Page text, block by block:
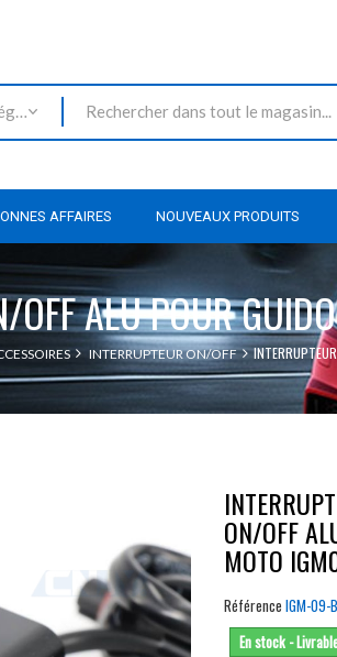
Toutes les catégories
AFFAIRES NOUVEAUX PRODUITS
OFF ALU POUR
INTERRUPTEUR ON/OFF
ON/OFF
MOTO
Référence IGM-09-B
En stock -